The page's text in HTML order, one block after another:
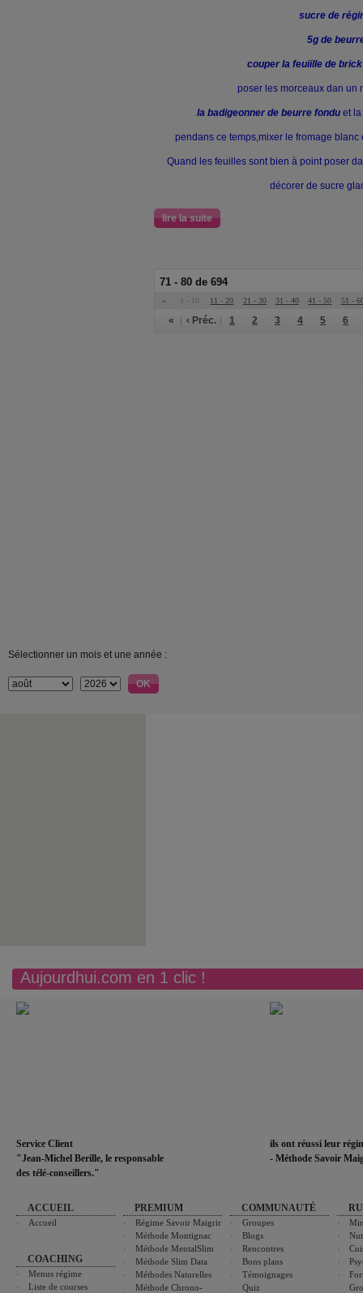
sucre de
5g de
couper la feuiille de
poser les morceaux dan un
la badigeonner de beurre fondu et
pendans ce temps,mixer le fromage
Quand les feuilles sont bien à point poser
décorer de sucre
lire la suite
71 - 80 de 694
« 1 - 10 11 - 20 21 - 30 31 - 40 41 - 50 51 -
« ‹ Préc. 1 2 3 4 5 6
Sélectionner un mois et une année :
Aujourdhui.com en 1 clic !
Service Client
"Jean-Michel Berille, le responsable
des télé-conseillers."
ils ont réussi leur
- Méthode Savoir
ACCUEIL
Accueil
COACHING
Menus régime
Liste de courses
PREMIUM
Régime Savoir Maigrir
Méthode Montignac
Méthode MentalSlim
Méthode Slim Data
Méthodes Naturelles
Méthode Chrono-
COMMUNAUTÉ
Groupes
Blogs
Rencontres
Bons plans
Témoignages
Quiz